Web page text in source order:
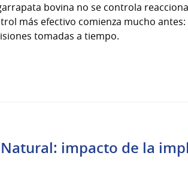
bovina no se controla
más efectivo comienza mucho
tomadas a tiempo.
impacto de la